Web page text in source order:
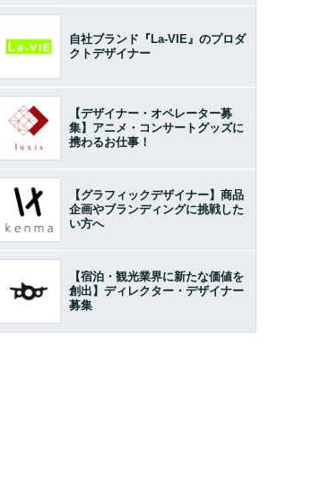
自社ブランド『La-VIE』のプロダ
クトデザイナー
【デザイナー・オペレーター募
集】アニメ・コンサートグッズに
携わるお仕事！
【グラフィックデザイナー】商品
企画やブランディングに挑戦した
い方へ
【宿泊・観光業界に新たな価値を
創出】ディレクター・デザイナー
募集